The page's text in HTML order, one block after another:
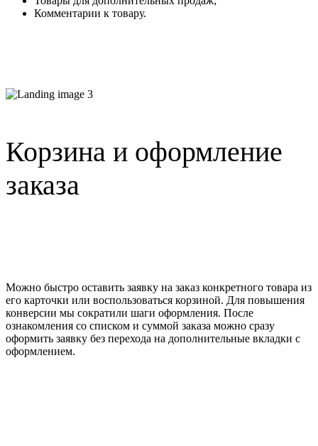
Комментарии к товару.
Корзина и оформление
заказа
Можно быстро оставить заявку на заказ конкретного товара из
его карточки или воспользоваться корзиной. Для повышения
конверсии мы сократили шаги оформления. После
ознакомления со списком и суммой заказа можно сразу
оформить заявку без перехода на дополнительные вкладки с
оформлением.